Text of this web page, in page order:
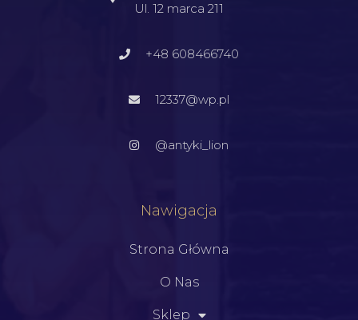
Ul. 12 marca 211
+48 608466740
12337@wp.pl
@antyki_lion
Nawigacja
Strona Główna
O Nas
Sklep